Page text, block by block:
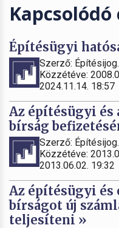
Építésügyi
Szerző:
Közzétéve:
2024.11.14. 18:57
Az építésügyi
bírság
Szerző:
Közzétéve:
2013.06.02. 19:32
Az építésügyi
bírságot új
teljesíteni »